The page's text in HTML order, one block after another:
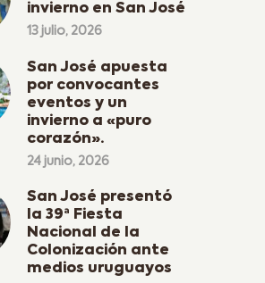
invierno en San José
13 julio, 2026
San José apuesta
por convocantes
eventos y un
invierno a «puro
corazón».
24 junio, 2026
San José presentó
la 39ª Fiesta
Nacional de la
Colonización ante
medios uruguayos